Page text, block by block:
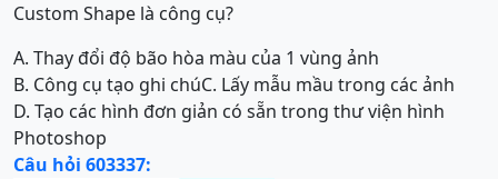
Custom Shape là công cụ?
A. Thay đổi độ bão hòa màu của 1 vùng ảnh
B. Công cụ tạo ghi chúC. Lấy mẫu mầu trong các ảnh
D. Tạo các hình đơn giản có sẵn trong thư viện hình
Photoshop
Câu hỏi 603337: